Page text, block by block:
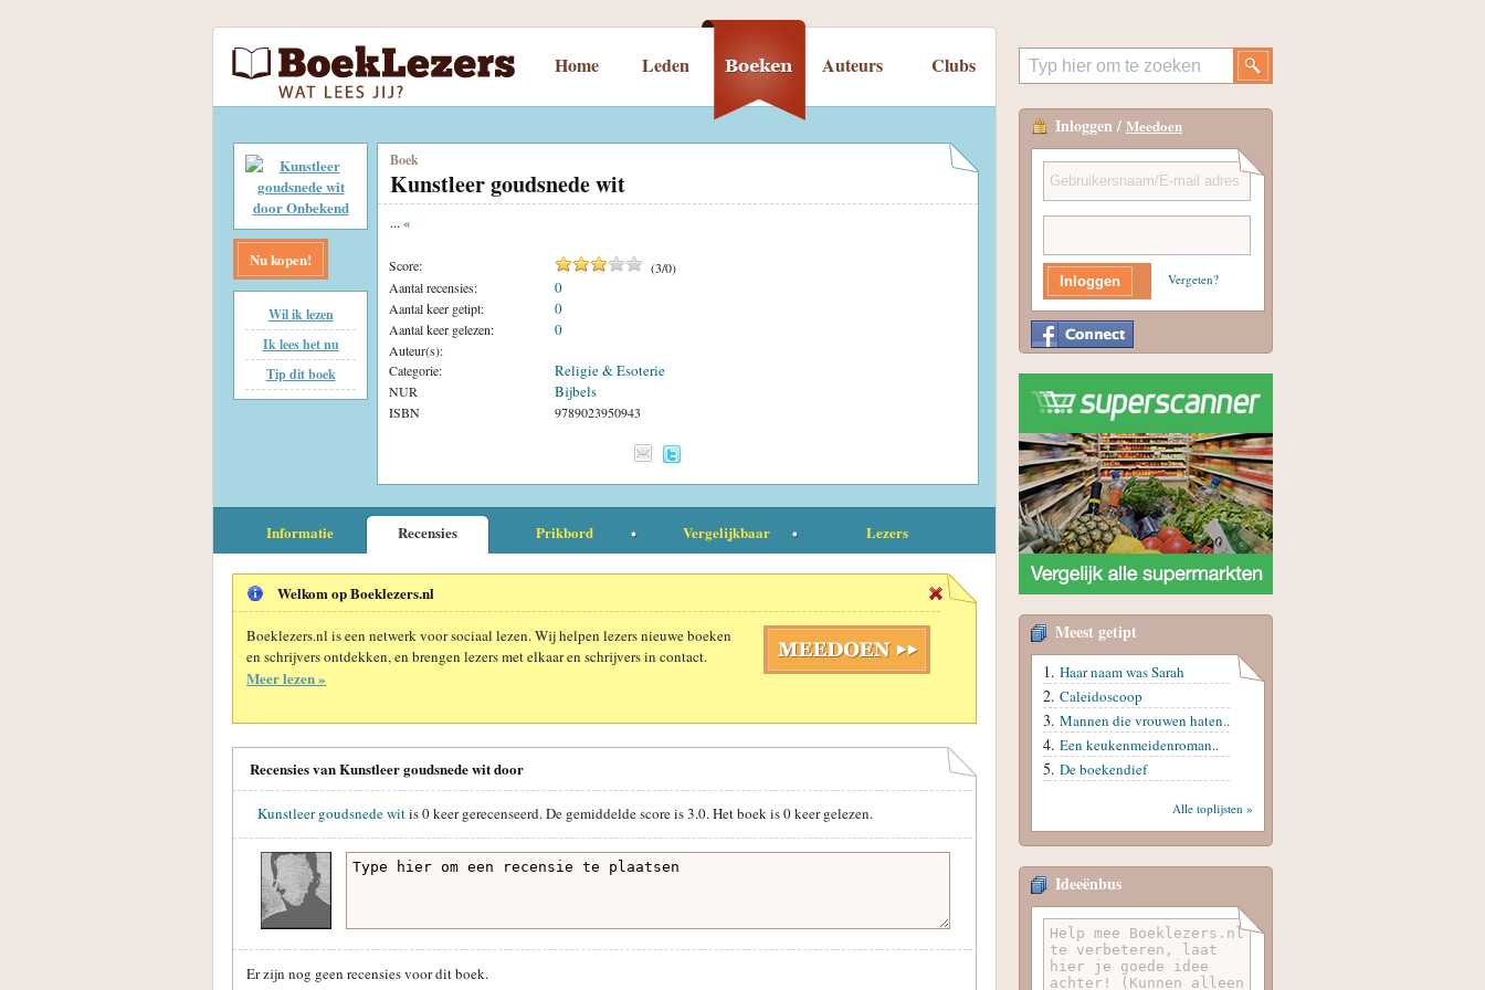
Home Leden Auteurs Clubs
Nu kopen!
Wil ik lezen
Ik lees het nu
Tip dit boek
Boek
Kunstleer goudsnede wit
... «
Score: (3/0)
Aantal recensies:
0
Aantal keer getipt: 0
Aantal keer gelezen: 0
Auteur(s):
Categorie:
Religie & Esoterie
NUR Bijbels
ISBN 9789023950943
Informatie Recensies Prikbord Vergelijkbaar Lezers
Welkom op Boeklezers.nl
Boeklezers.nl is een netwerk voor sociaal lezen. Wij helpen lezers nieuwe boeken
en schrijvers ontdekken, en brengen lezers met elkaar en schrijvers in contact.
Meer lezen »
Recensies van Kunstleer goudsnede wit door
Kunstleer goudsnede witis0keer gerecenseerd. De gemiddelde score is3.0. Het boek is0keer gelezen.
Er zijn nog geen recensies voor dit boek.
Inloggen / Meedoen
Vergeten?
Meest getipt
Haar naam was Sarah
Caleidoscoop
Mannen die vrouwen haten..
Een keukenmeidenroman..
De boekendief
Alle toplijsten »
Ideeënbus